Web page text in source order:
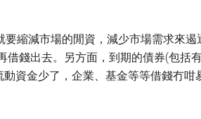
縮減市場的閒資，減少市場需求來遏
錢出去。另方面，到期的債券(包括
資金少了，企業、基金等等借錢冇咁